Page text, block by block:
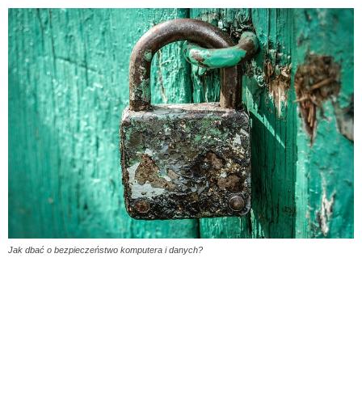
Jak dbać o bezpieczeństwo komputera i danych?